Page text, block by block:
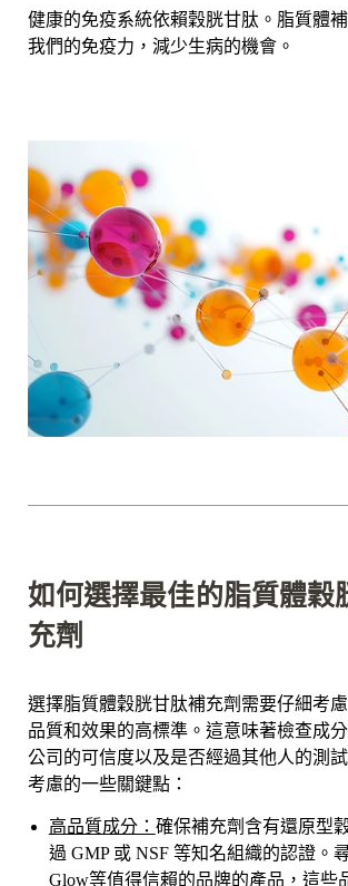
健康的免疫系統依賴穀胱甘肽。脂質體
我們的免疫力，減少生病的機會。
如何選擇最佳的脂質體穀
充劑
選擇脂質體穀胱甘肽補充劑需要仔細考
品質和效果的高標準。這意味著檢查成
公司的可信度以及是否經過其他人的測
考慮的一些關鍵點：
高品質成分： 確保補充劑含有還原型
過 GMP 或 NSF 等知名組織的認證。
Glow等值得信賴的品牌的產品，這些